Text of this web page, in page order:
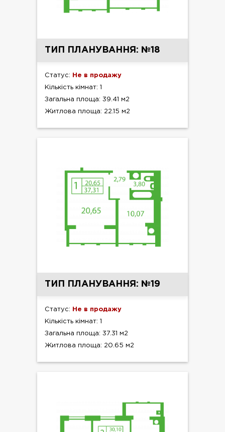
ТИП ПЛАНУВАННЯ: №18
Статус: Не в продажу
Кількість кімнат: 1
Загальна площа: 39.41 м2
Житлова площа: 22.15 м2
ТИП ПЛАНУВАННЯ: №19
Статус: Не в продажу
Кількість кімнат: 1
Загальна площа: 37.31 м2
Житлова площа: 20.65 м2